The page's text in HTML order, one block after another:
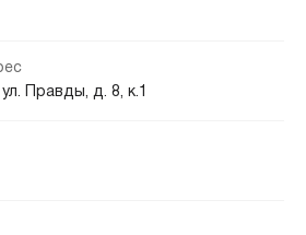
Правды, д. 8, к.1